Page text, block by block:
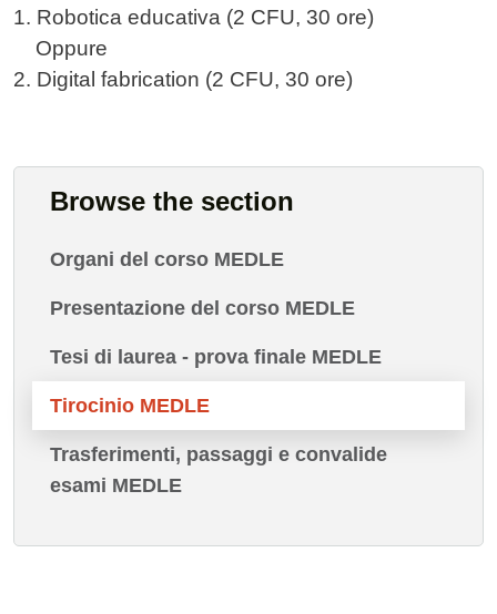
1. Robotica educativa (2 CFU, 30 ore)
Oppure
2. Digital fabrication (2 CFU, 30 ore)
Browse the section
Organi del corso MEDLE
Presentazione del corso MEDLE
Tesi di laurea - prova finale MEDLE
Tirocinio MEDLE
Trasferimenti, passaggi e convalide
esami MEDLE